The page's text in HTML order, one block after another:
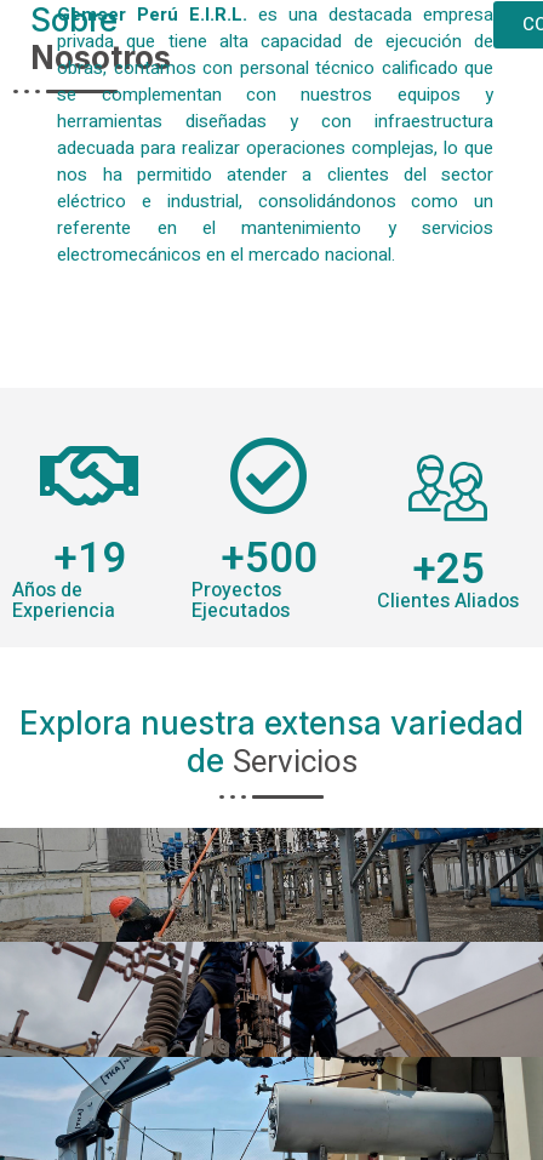
Sobre
Nosotros
Gemser Perú E.I.R.L. es una destacada empresa
privada que tiene alta capacidad de ejecución de
obras, contamos con personal técnico calificado que
se complementan con nuestros equipos y
herramientas diseñadas y con infraestructura
adecuada para realizar operaciones complejas, lo que
nos ha permitido atender a clientes del sector
eléctrico e industrial, consolidándonos como un
referente en el mantenimiento y servicios
electromecánicos en el mercado nacional.
Años de
Experiencia
+19 Proyectos
Ejecutados
+500
Clientes Aliados
+25
Explora nuestra extensa variedad
de Servicios